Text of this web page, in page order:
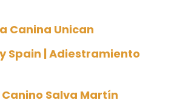
Canina Unican
Spain | Adiestramiento
Salva Martín